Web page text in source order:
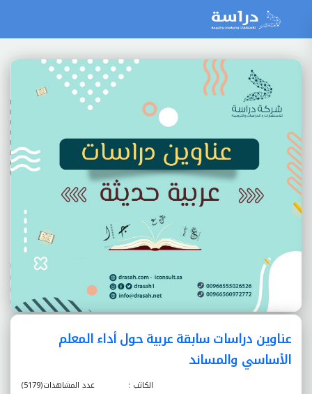
عناوين دراسات سابقة عربية حول أداء المعلم
الأساسي والمساند
عدد المشاهدات(5179) الكاتب :